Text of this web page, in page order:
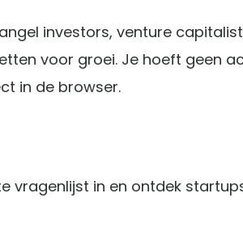
investors, venture
voor groei. Je hoeft geen
in de browser.
vragenlijst in en ontdek